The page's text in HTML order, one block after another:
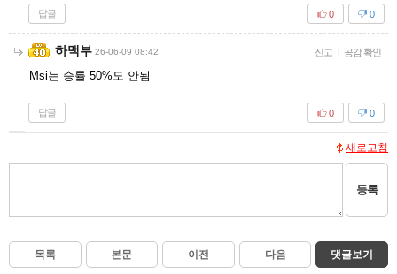
답글 0
0
하맥부 26-06-09 08:42 신고 | 공감 확인
Msi는 승률 50%도 안됨
답글 0
0
새로고침
등록
목록 본문 이전 다음 댓글보기